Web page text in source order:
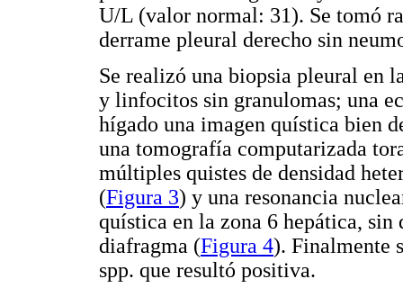
U/L (valor normal: 31). Se tomó
derrame pleural derecho sin
Se realizó una biopsia pleural en
y linfocitos sin granulomas; una
hígado una imagen quística bien
una tomografía computarizada
múltiples quistes de densidad
(Figura 3) y una resonancia
quística en la zona 6 hepática,
diafragma (Figura 4). Finalmente
spp. que resultó positiva.